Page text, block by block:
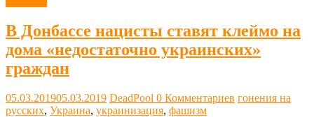
В Донбассе нацисты ставят клеймо на
дома «недостаточно украинских»
граждан
05.03.201905.03.2019 DeadPool 0 Комментариев гонения на
русских, Украина, украинизация, фашизм